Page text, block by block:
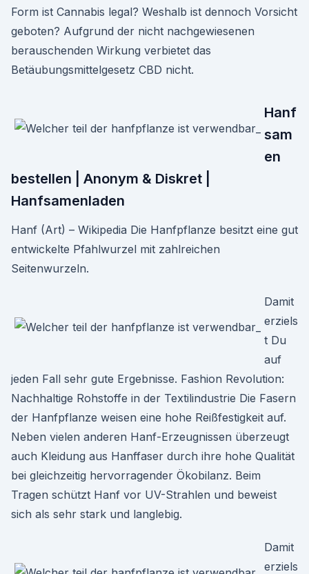
Form ist Cannabis legal? Weshalb ist dennoch Vorsicht
geboten? Aufgrund der nicht nachgewiesenen
berauschenden Wirkung verbietet das
Betäubungsmittelgesetz CBD nicht.
Hanf
sam
en
bestellen | Anonym & Diskret |
Hanfsamenladen
Hanf (Art) – Wikipedia Die Hanfpflanze besitzt eine gut
entwickelte Pfahlwurzel mit zahlreichen
Seitenwurzeln.
Damit
erziels
t Du
auf
jeden Fall sehr gute Ergebnisse. Fashion Revolution:
Nachhaltige Rohstoffe in der Textilindustrie Die Fasern
der Hanfpflanze weisen eine hohe Reißfestigkeit auf.
Neben vielen anderen Hanf-Erzeugnissen überzeugt
auch Kleidung aus Hanffaser durch ihre hohe Qualität
bei gleichzeitig hervorragender Ökobilanz. Beim
Tragen schützt Hanf vor UV-Strahlen und beweist
sich als sehr stark und langlebig.
Damit
erziels